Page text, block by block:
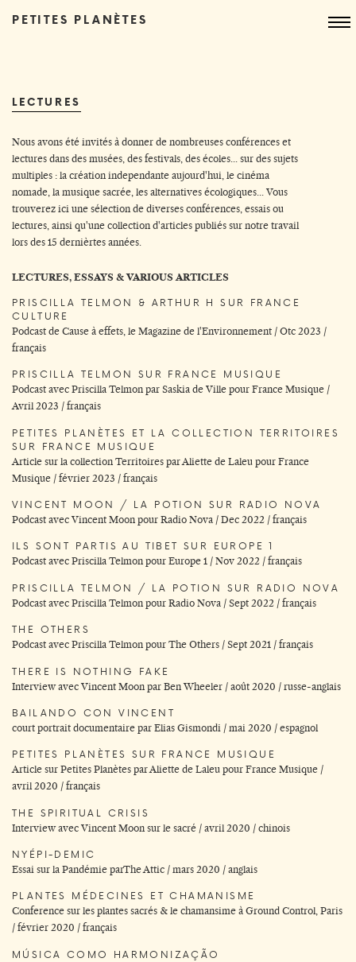
PETITES PLANÈTES
LECTURES
Nous avons été invités à donner de nombreuses conférences et
lectures dans des musées, des festivals, des écoles... sur des sujets
multiples : la création independante aujourd'hui, le cinéma
nomade, la musique sacrée, les alternatives écologiques... Vous
trouverez ici une sélection de diverses conférences, essais ou
lectures, ainsi qu'une collection d'articles publiés sur notre travail
lors des 15 dernièrtes années.
LECTURES, ESSAYS & VARIOUS ARTICLES
PRISCILLA TELMON & ARTHUR H SUR FRANCE
CULTURE
Podcast de Cause à effets, le Magazine de l'Environnement / Otc 2023 /
français
PRISCILLA TELMON SUR FRANCE MUSIQUE
Podcast avec Priscilla Telmon par Saskia de Ville pour France Musique /
Avril 2023 / français
PETITES PLANÈTES ET LA COLLECTION TERRITOIRES
SUR FRANCE MUSIQUE
Article sur la collection Territoires par Aliette de Laleu pour France
Musique / février 2023 / français
VINCENT MOON / LA POTION SUR RADIO NOVA
Podcast avec Vincent Moon pour Radio Nova / Dec 2022 / français
ILS SONT PARTIS AU TIBET SUR EUROPE 1
Podcast avec Priscilla Telmon pour Europe 1 / Nov 2022 / français
PRISCILLA TELMON / LA POTION SUR RADIO NOVA
Podcast avec Priscilla Telmon pour Radio Nova / Sept 2022 / français
THE OTHERS
Podcast avec Priscilla Telmon pour The Others / Sept 2021 / français
THERE IS NOTHING FAKE
Interview avec Vincent Moon par Ben Wheeler / août 2020 / russe-anglais
BAILANDO CON VINCENT
court portrait documentaire par Elias Gismondi / mai 2020 / espagnol
PETITES PLANÈTES SUR FRANCE MUSIQUE
Article sur Petites Planètes par Aliette de Laleu pour France Musique /
avril 2020 / français
THE SPIRITUAL CRISIS
Interview avec Vincent Moon sur le sacré / avril 2020 / chinois
NYÉPI-DEMIC
Essai sur la Pandémie parThe Attic / mars 2020 / anglais
PLANTES MÉDECINES ET CHAMANISME
Conference sur les plantes sacrés & le chamansime à Ground Control, Paris
/ février 2020 / français
MÚSICA COMO HARMONIZAÇÃO